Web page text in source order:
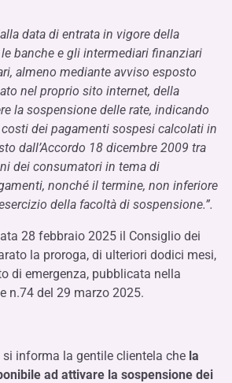
data di entrata in vigore della
banche e gli intermediari finanziari
almeno mediante avviso esposto
nel proprio sito internet, della
la sospensione delle rate, indicando
dei pagamenti sospesi calcolati in
dall’Accordo 18 dicembre 2009 tra
dei consumatori in tema di
nonché il termine, non inferiore
della facoltà di sospensione.”.
28 febbraio 2025 il Consiglio dei
la proroga, di ulteriori dodici mesi,
di emergenza, pubblicata nella
n.74 del 29 marzo 2025.
informa la gentile clientela che la
ad attivare la sospensione dei